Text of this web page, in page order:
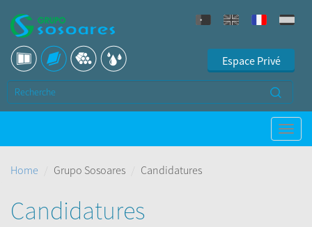
Espace Privé
Home Grupo Sosoares Candidatures
Candidatures